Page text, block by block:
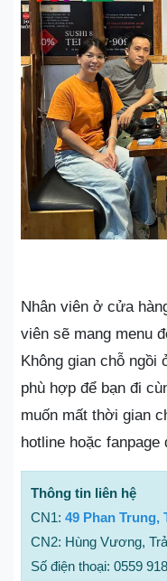
Nhân viên ở cửa
viên sẽ mang menu
Không gian chỗ ngồi
phù hợp để bạn đi
muốn mất thời gian
hotline hoặc fanpage
Thông tin liên hệ
CN1: 49 Phan Trung,
CN2: Hùng Vương,
Số điện thoại: 0559